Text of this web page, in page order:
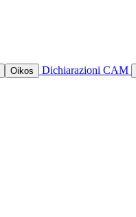
Oikos Dichiarazioni CAM